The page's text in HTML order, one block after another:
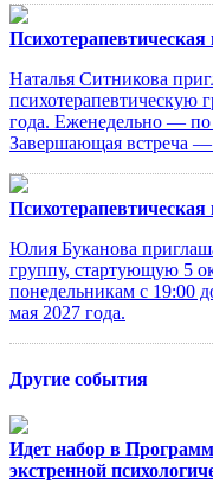
Наталья Ситникова
психотерапевтическую
года. Еженедельно — по
Завершающая встреча —
Юлия Буканова
группу, стартующую 5
понедельникам с 19:00
мая 2027 года.
Другие события
Идет набор в
экстренной